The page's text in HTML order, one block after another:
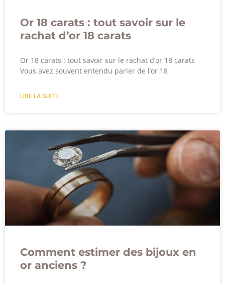
Or 18 carats : tout savoir sur le
rachat d’or 18 carats
Or 18 carats : tout savoir sur le rachat d’or 18 carats
Vous avez souvent entendu parler de l’or 18
LIRE LA SUITE
Comment estimer des bijoux en
or anciens ?